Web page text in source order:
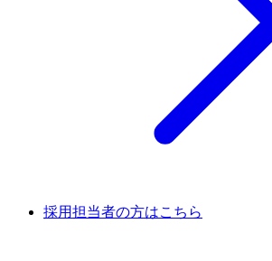
採用担当者の方はこちら